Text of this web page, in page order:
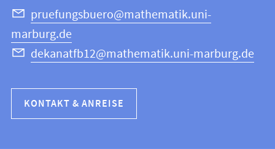
pruefungsbuero@mathematik.uni-
marburg.de
dekanatfb12@mathematik.uni-marburg.de
KONTAKT & ANREISE